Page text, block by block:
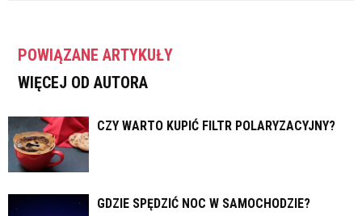
POWIĄZANE ARTYKUŁY
WIĘCEJ OD AUTORA
CZY WARTO KUPIĆ FILTR POLARYZACYJNY?
GDZIE SPĘDZIĆ NOC W SAMOCHODZIE?